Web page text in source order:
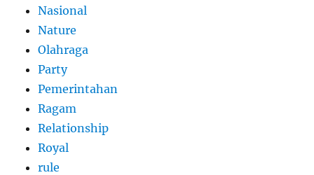
Nasional
Nature
Olahraga
Party
Pemerintahan
Ragam
Relationship
Royal
rule